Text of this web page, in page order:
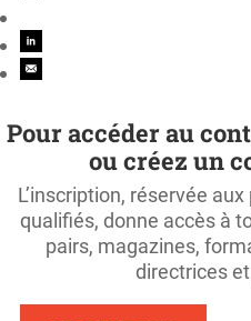
Pour accéder au
ou créez un
L’inscription, réservée
qualifiés, donne accès à
pairs, magazines,
directrices